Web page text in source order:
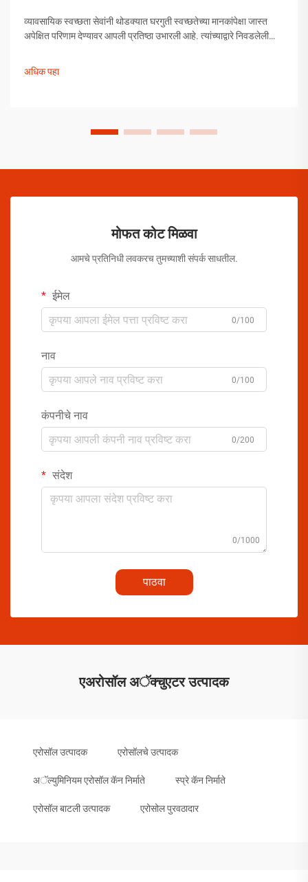
व्यावसायिक स्वच्छता सेवांनी थोडक्यात घरगुती स्वच्छतेच्या मानकांपेक्षा जास्त
अपेक्षित परिणाम देण्यावर आपली प्रतिष्ठा उभारली आहे. त्यांच्याद्वारे निवडलेली
काळजीपूर्वक निवडलेली उपाययोजना आहेत.
अधिक पहा
मोफत कोट मिळवा
आमचे प्रतिनिधी लवकरच तुमच्याशी संपर्क साधतील.
ईमेल
0/100
नाव
0/100
कंपनीचे नाव
0/200
संदेश
0/1000
पाठवा
एअरोसॉल अॅक्चुएटर उत्पादक
एरोसॉल उत्पादक एरोसॉलचे उत्पादक
अॅल्युमिनियम एरोसॉल कॅन निर्माते स्प्रे कॅन निर्माते
एरोसॉल बाटली उत्पादक एरोसोल पुरवठादार